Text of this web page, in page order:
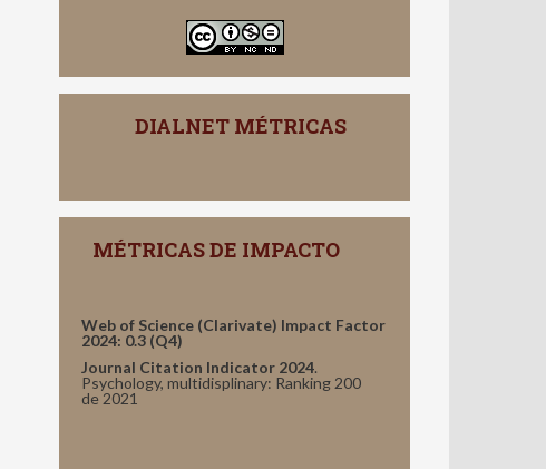
DIALNET MÉTRICAS
MÉTRICAS DE IMPACTO
Web of Science (Clarivate) Impact Factor
2024: 0.3 (Q4)
Journal Citation Indicator 2024.
Psychology, multidisplinary: Ranking 200
de 2021